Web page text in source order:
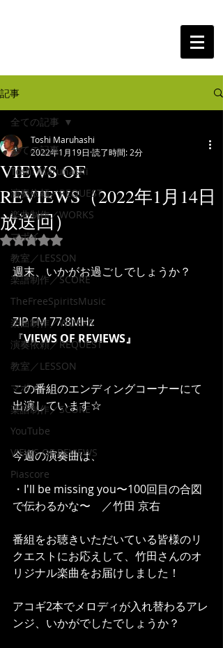
記事
全ての記事
Toshi Maruhashi
演奏依頼／REQUEST
楽曲制作／WORKS
マポイ
教室／LESSON
楽譜制作／SCORE
TheFreeSpiritsMusic
楽曲制作／WORKS
演奏依頼／REQUEST
教室／LESSON
マポイ
楽譜制作／SCORE
YouTube
VIEWS OF REVIEWS
Piascore
全ての記事
VIEWS OF
REVIEWS（2022年1月14日
放送回）
Toshi Maruhashi
2022年1月19日 読了時間: 2分
5つ星のうちNaNと評価されています。
週末、いかがお過ごしでしょうか？
ZIP FM 77.8MHz
『VIEWS OF REVIEWS』
この番組のエンディングコーナーにて
出演しています☆
今週の演奏曲は、
・I'll be missing you〜100回目の合図
で伝わるかな〜　／竹田 京右
番組をお聴きいただいている皆様のリ
クエストにお応えして、竹田さんのオ
リジナル楽曲をお届けしました！
アコギ2本でメロディが入れ替わるアレ
ンジ、いかがでしたでしょうか？